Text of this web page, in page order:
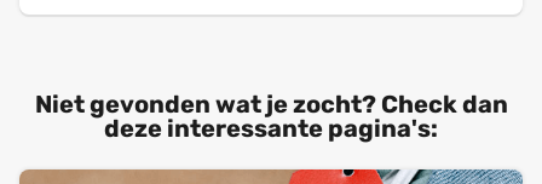
Niet gevonden wat je zocht? Check dan
deze interessante pagina's: